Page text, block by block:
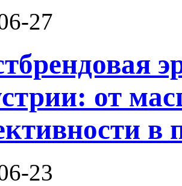
27
от
в
23